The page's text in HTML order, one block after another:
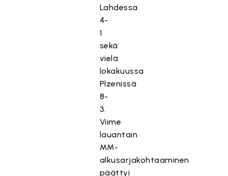
Lahdessa
4-
1
sekä
vielä
lokakuussa
Plzenissä
8-
3.
Viime
lauantain
MM-
alkusarjakohtaaminen
päättyi